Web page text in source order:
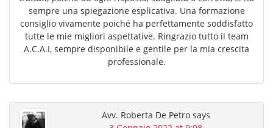
sempre una spiegazione esplicativa. Una formazione
consiglio vivamente poiché ha perfettamente soddisfatto
tutte le mie migliori aspettative. Ringrazio tutto il team
A.C.A.I, sempre disponibile e gentile per la mia crescita
professionale.
Avv. Roberta De Petro says